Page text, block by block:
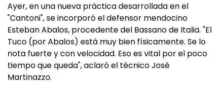
Ayer, en una nueva práctica desarrollada en el
"Cantoni", se incorporó el defensor mendocino
Esteban Abalos, procedente del Bassano de Italia. "El
Tuco (por Abalos) está muy bien físicamente. Se lo
nota fuerte y con velocidad. Eso es vital por el poco
tiempo que queda", aclaró el técnico José
Martinazzo.